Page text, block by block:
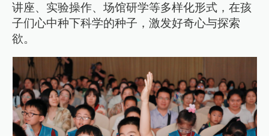
讲座、实验操作、场馆研学等多样化形式，在孩
子们心中种下科学的种子，激发好奇心与探索
欲。